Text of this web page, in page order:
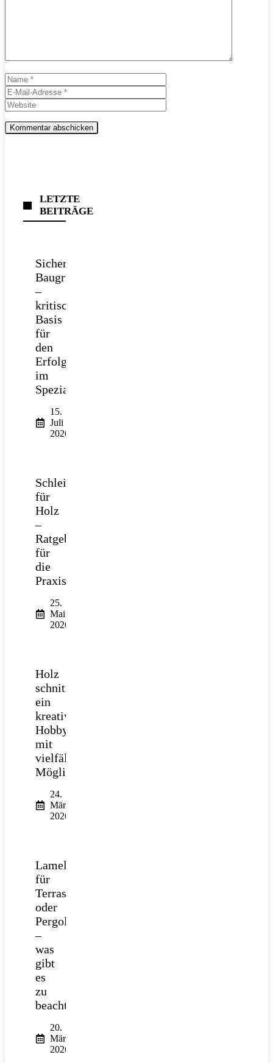
Name
Mail-
Adresse
LETZTE
BEITRÄGE
Sichere
Baugrube
–
kritische
Basis
für
den
Erfolg
im
Spezialtiefbau
15.
Juli
2026
Schleifpapier
für
Holz
–
Ratgeber
für
die
Praxis
25.
Mai
2026
Holz
schnitzen:
ein
kreatives
Hobby
mit
vielfältigen
Möglichkeiten
24.
März
2026
Lamellendach
für
Terrasse
oder
Pergola
–
was
gibt
es
zu
beachten?
20.
März
2026